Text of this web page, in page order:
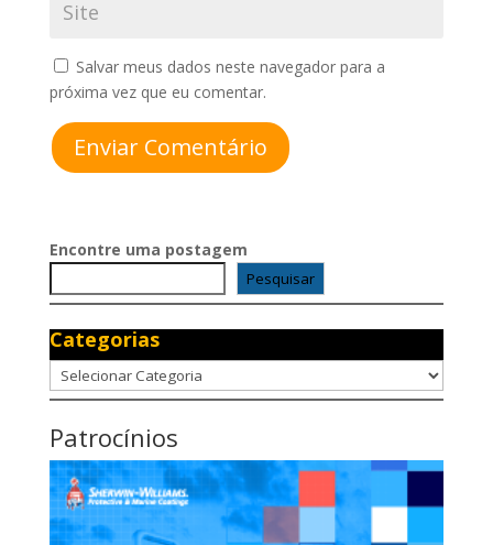
Salvar meus dados neste navegador para a
próxima vez que eu comentar.
Enviar Comentário
Encontre uma postagem
Pesquisar
Categorias
Categorias
Patrocínios